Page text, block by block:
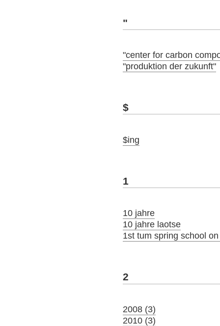
"
"center for carbon
"produktion der zukunft"
$
$ing
1
10 jahre
10 jahre laotse
1st tum spring school
2
2008 (3)
2010 (3)